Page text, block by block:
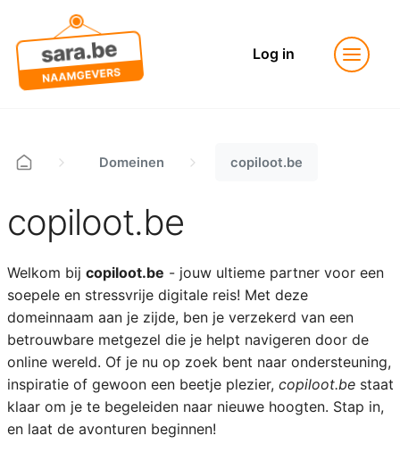
Log in
Domeinen copiloot.be
copiloot.be
Welkom bij copiloot.be - jouw ultieme partner voor een
soepele en stressvrije digitale reis! Met deze
domeinnaam aan je zijde, ben je verzekerd van een
betrouwbare metgezel die je helpt navigeren door de
online wereld. Of je nu op zoek bent naar ondersteuning,
inspiratie of gewoon een beetje plezier, copiloot.bestaat
klaar om je te begeleiden naar nieuwe hoogten. Stap in,
en laat de avonturen beginnen!